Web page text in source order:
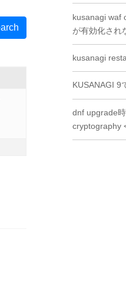
kusanagi waf
が有効化され
kusanagi
KUSANAGI 9
dnf upgrade
cryptography